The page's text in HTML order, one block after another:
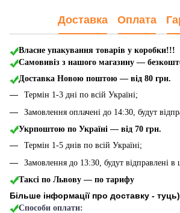
Доставка Оплата
Власне упакування товарів у коробки!!!
Самовивіз з нашого магазину —
Доставка Новою поштою — від 80 грн.
Термін 1-3 дні по всій Україні;
Замовлення оплачені до 14:30, будут
Укрпоштою по Україні — від 70 грн.
Термін 1-5 днів по всій Україні;
Замовлення до 13:30, будут відправлені в
Таксі по Львову — по тарифу
Більше інформації про доставку - туць)
Способи оплати: